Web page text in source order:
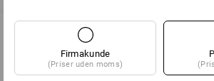
SERVICE 70 20 91 18
Firmakunde
(Priser uden moms)